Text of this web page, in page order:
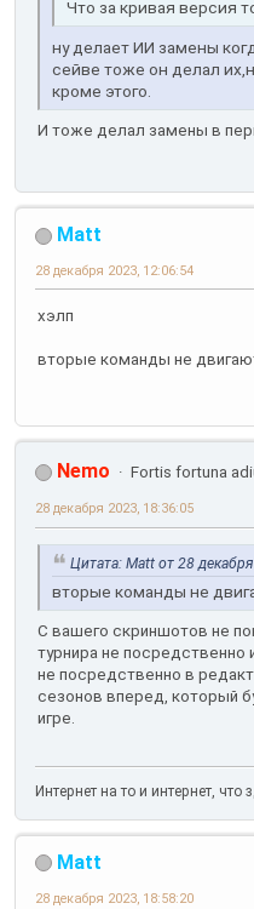
Что за кривая версия
ну делает ИИ замены
сейве тоже он делал
кроме этого.
И тоже делал замены в
Matt
28 декабря 2023, 12:06:54
хэлп
вторые команды не
Nemo Fortis fortuna
28 декабря 2023, 18:36:05
Цитата: Matt от 28
вторые команды не
С вашего скриншотов не
турнира не посредственно
не посредственно в
сезонов вперед, который
игре.
Интернет на то и интернет,
Matt
28 декабря 2023, 18:58:20